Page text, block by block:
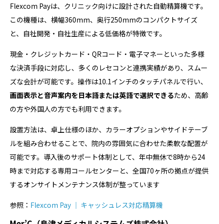
Flexcom Payは、クリニック向けに設計された自動精算機です。
この機種は、横幅360mm、奥行250mmのコンパクトサイズ
と、自社開発・自社生産による低価格が特徴です。
現金・クレジットカード・QRコード・電子マネーといった多様
な決済手段に対応し、多くのレセコンと連携実績があり、スムー
ズな会計が可能です。操作は10.1インチのタッチパネルで行い、
画面表示と音声案内を日本語または英語で選択できるため、高齢
の方や外国人の方でも利用できます。
設置方法は、卓上仕様のほか、カラーオプションやサイドテーブ
ルを組み合わせることで、院内の雰囲気に合わせた柔軟な配置が
可能です。導入後のサポート体制として、年中無休で8時から24
時まで対応する専用コールセンターと、全国70ヶ所の拠点が提供
するオンサイトメンテナンス体制が整っています
参照： Flexcom Pay ｜ キャッシュレス対応精算機